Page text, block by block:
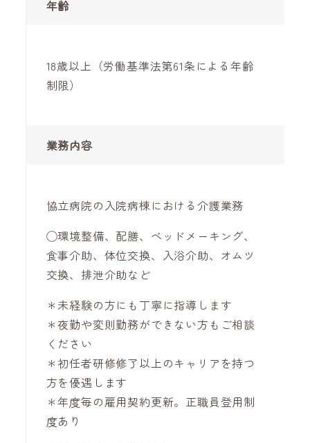
年齢
18歳以上（労働基準法第61条による年齢
制限）
業務内容
協立病院の入院病棟における介護業務
◯環境整備、配膳、ベッドメーキング、
食事介助、体位交換、入浴介助、オムツ
交換、排泄介助など
＊未経験の方にも丁寧に指導します
＊夜勤や変則勤務ができない方もご相談
ください
＊初任者研修修了以上のキャリアを持つ
方を優遇します
＊年度毎の雇用契約更新。正職員登用制
度あり